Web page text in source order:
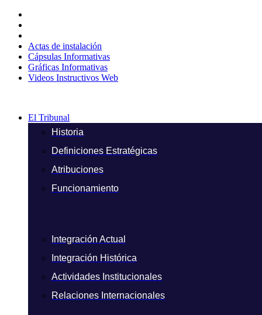
contenido
Actas de instalación
Cápsulas Informativas
Gráficas Informativas
Videos Instructivos Web
El Tribunal
Historia
Definiciones Estratégicas
Atribuciones
Funcionamiento
Integración Actual
Integración Histórica
Actividades Institucionales
Relaciones Internacionales